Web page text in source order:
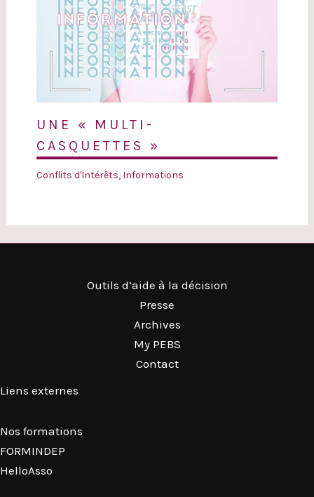
UNE « MULTI-
CASQUETTES »
Conflits d'Intérêts, Informations
Outils d’aide à la décision
Presse
Archives
My PEBS
Contact
Liens externes
Nos formations
FORMINDEP
HelloAsso